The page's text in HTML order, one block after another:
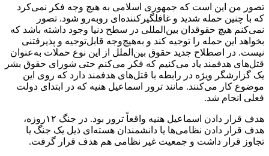
تصور من این است که جمهوری اسلامی به هیچ وجه فکر نمی‌کرد
که با چنین حمله شدید و غافلگیرکننده‌ای روبه‌رو شود. تصور
نمی‌کنم هیچ حقوقدان بین‌المللی در سطح دنیا وجود داشته باشد که
بخواهد این حمله را توجیه کند و به‌هیچ‌وجه قابل‌توجیه و پذیرفتنی
نیست. در اصطلاح جدید حقوق بین‌الملل از این نوع حملات به‌عنوان
قتل‌های هدفمند یاد می‌کنیم که فکر می‌کنم حتی شورای حقوق بشر
یک گزارشگر ویژه در رابطه با قتل‌های هدفمند دارد که روی این
موضوع کار می‌کنند. مانند ترور اسماعیل هنیه که در ابتدای دولت
فعلی انجام شد.
هدف قرار دادن اسماعیل هنیه واقعاً ترور بود. در جنگ ۱۲روزه،
هدف قرار دادن نظامی‌ها یا دانشمندان هسته‌ای ذیل یک جنگ یا
تجاوز قرار داشت و جمعیت غیر نظامی هم هدف قرار گرفت.